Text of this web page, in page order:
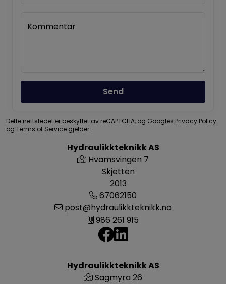
Hydraulikkteknikk AS
Hvamsvingen 7
Skjetten
2013
67062150
post@hydraulikkteknikk.no
986 261 915
Hydraulikkteknikk AS
Sagmyra 26
Kommentar
Send
Dette nettstedet er beskyttet av reCAPTCHA, og Googles Privacy Policy
og Terms of Service gjelder.